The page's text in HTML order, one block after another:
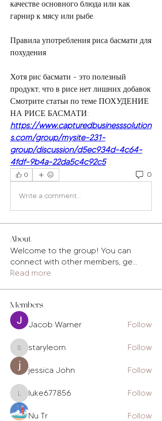
качестве основного блюда или как
гарнир к мясу или рыбе.
Правила употребления риса басмати для
похудения
Хотя рис басмати - это полезный
Смотрите статьи по теме ПОХУДЕНИЕ
НА РИСЕ БАСМАТИ:
https://www.capturedbusinesssolution
s.com/group/mysite-231-
group/discussion/d5ec934d-4c64-
4fdf-9b4a-22da5c4c92c5
0 0
Write a comment...
About
Welcome to the group! You can
connect with other members, ge
Read more
Members
Jacob Warner Follow
staryleorn
staryleorn Follow
jessica John Follow
luke677856
luke677856 Follow
Nu Tr
Follow